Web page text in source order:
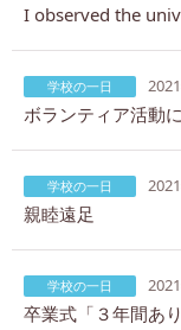
I observed the
学校の一日
ボランティア活動
学校の一日
親睦遠足
学校の一日
卒業式「３年間あ